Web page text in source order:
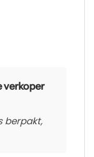
verkoper
berpakt,